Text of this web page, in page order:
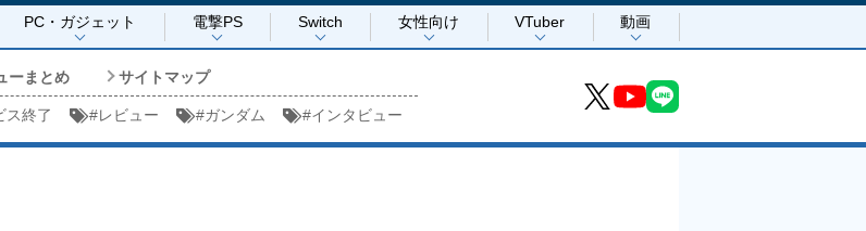
PC・ガジェット 電撃PS Switch 女性向け VTuber 動画
ーまとめ サイトマップ
ス終了 #レビュー #ガンダム #インタビュー